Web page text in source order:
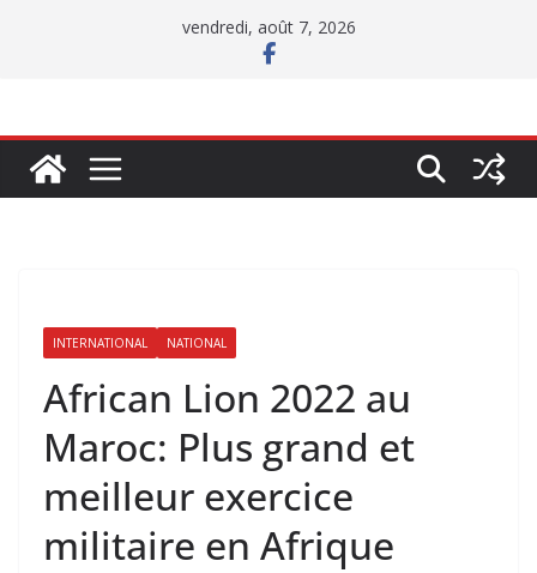
vendredi, août 7, 2026
INTERNATIONAL NATIONAL
African Lion 2022 au
Maroc: Plus grand et
meilleur exercice
militaire en Afrique